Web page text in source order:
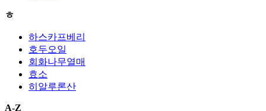
ㅎ
하스카프베리
호두오일
회화나무열매
효소
히알루론산
A-Z